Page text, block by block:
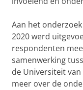
Aan het
2020 werd
respondenten
samenwerking
de Universiteit van
meer over de